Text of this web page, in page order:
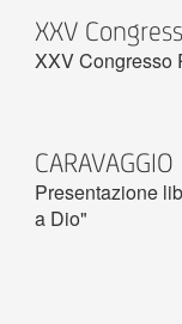
XXV
XXV Congresso
CARAVAGGIO
Presentazione
a Dio"